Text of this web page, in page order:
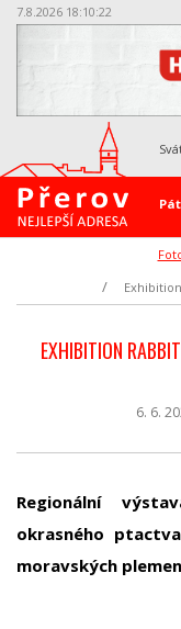
7.8.2026 18:10:22
EXHIBITION
6. 6.
Regionální
okrasného
moravských